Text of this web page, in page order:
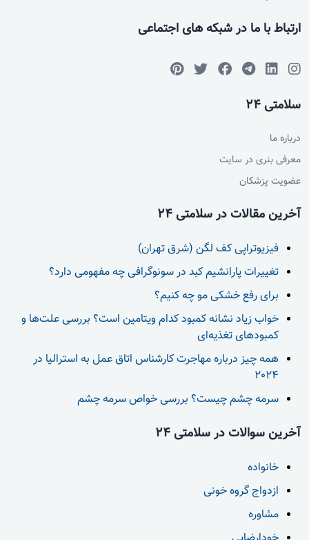
ارتباط با ما در شبکه های اجتماعی
سلامتی 24
درباره ما
معرفی بنری در سایت
عضویت پزشکان
آخرین مقالات در سلامتی 24
فیزیوتراپی کف لگن (شرق تهران)
تغییرات پارانشیم کبد در سونوگرافی چه مفهومی دارد؟
برای رفع خشکی مو چه کنیم؟
خواب زیاد نشانه کمبود کدام ویتامین است؟ بررسی علت‌ها و
کمبودهای تغذیه‌ای
همه چیز درباره مهاجرت کارشناس اتاق عمل به استرالیا در
2024
سرمه چشم چیست؟ بررسی خواص سرمه چشم
آخرین سوالات در سلامتی 24
خانواده
ازدواج گروه خونی
مشاوره